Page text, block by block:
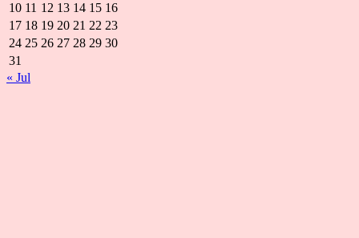
10 11 12 13 14 15 16
17 18 19 20 21 22 23
24 25 26 27 28 29 30
31
« Jul